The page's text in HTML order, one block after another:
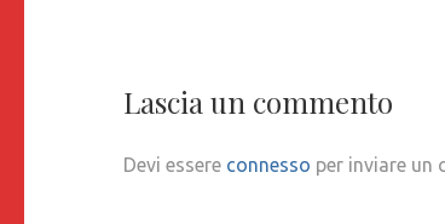
Lascia un commento
Devi essere connesso per inviare un